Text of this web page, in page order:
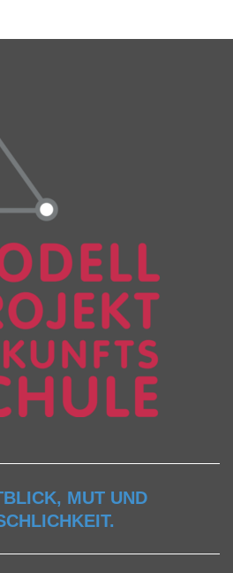
MUT UND